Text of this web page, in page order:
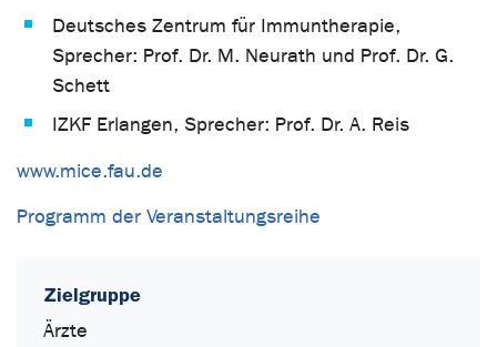
Deutsches Zentrum für Immuntherapie,
Sprecher: Prof. Dr. M. Neurath und Prof. Dr. G.
Schett
IZKF Erlangen, Sprecher: Prof. Dr. A. Reis
www.mice.fau.de
Programm der Veranstaltungsreihe
Zielgruppe
Ärzte